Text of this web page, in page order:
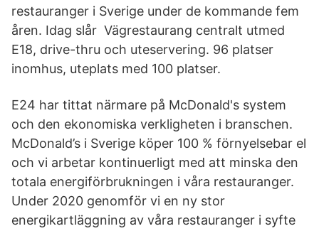
restauranger i Sverige under de kommande fem
åren. Idag slår Vägrestaurang centralt utmed
E18, drive-thru och uteservering. 96 platser
inomhus, uteplats med 100 platser.
E24 har tittat närmare på McDonald's system
och den ekonomiska verkligheten i branschen.
McDonald’s i Sverige köper 100 % förnyelsebar el
och vi arbetar kontinuerligt med att minska den
totala energiförbrukningen i våra restauranger.
Under 2020 genomför vi en ny stor
energikartläggning av våra restauranger i syfte